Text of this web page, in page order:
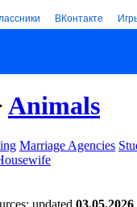
ВКонтакте
Animals
Marriage Agencies
updated